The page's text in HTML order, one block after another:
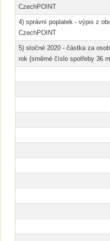
CzechPOINT
4) správní poplatek - výpis z
CzechPOINT
5) stočné 2020 - částka za
rok (směrné číslo spotřeby 36